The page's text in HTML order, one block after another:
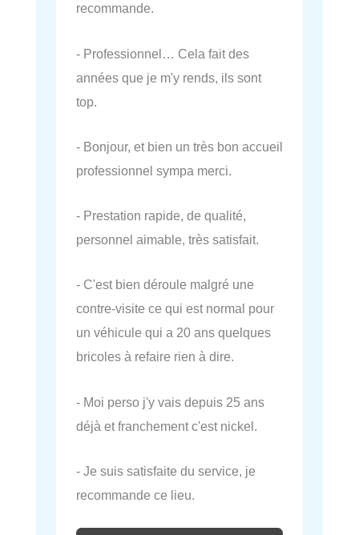
recommande.
- Professionnel… Cela fait des
années que je m'y rends, ils sont
top.
- Bonjour, et bien un très bon accueil
professionnel sympa merci.
- Prestation rapide, de qualité,
personnel aimable, très satisfait.
- C'est bien déroule malgré une
contre-visite ce qui est normal pour
un véhicule qui a 20 ans quelques
bricoles à refaire rien à dire.
- Moi perso j'y vais depuis 25 ans
déjà et franchement c'est nickel.
- Je suis satisfaite du service, je
recommande ce lieu.